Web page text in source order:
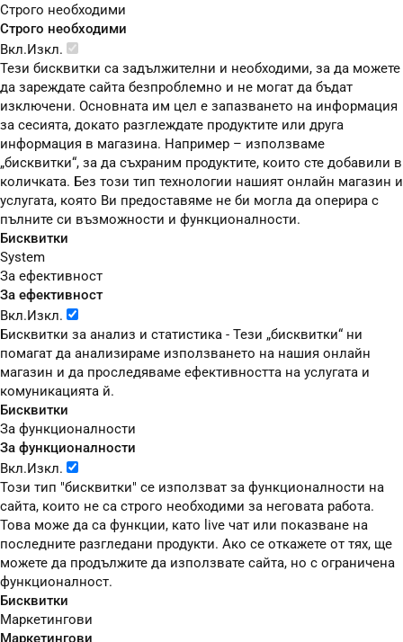
Строго необходими
Строго необходими
Вкл.Изкл.
Тези бисквитки са задължителни и необходими, за да можете
да зареждате сайта безпроблемно и не могат да бъдат
изключени. Основната им цел е запазването на информация
за сесията, докато разглеждате продуктите или друга
информация в магазина. Например – използваме
„бисквитки“, за да съхраним продуктите, които сте добавили в
количката. Без този тип технологии нашият онлайн магазин и
услугата, която Ви предоставяме не би могла да оперира с
пълните си възможности и функционалности.
Бисквитки
System
За ефективност
За ефективност
Вкл.Изкл.
Бисквитки за анализ и статистика - Тези „бисквитки“ ни
помагат да анализираме използването на нашия онлайн
магазин и да проследяваме ефективността на услугата и
комуникацията й.
Бисквитки
За функционалности
За функционалности
Вкл.Изкл.
Този тип "бисквитки" се използват за функционалности на
сайта, които не са строго необходими за неговата работа.
Това може да са функции, като live чат или показване на
последните разгледани продукти. Ако се откажете от тях, ще
можете да продължите да използвате сайта, но с ограничена
функционалност.
Бисквитки
Маркетингови
Маркетингови